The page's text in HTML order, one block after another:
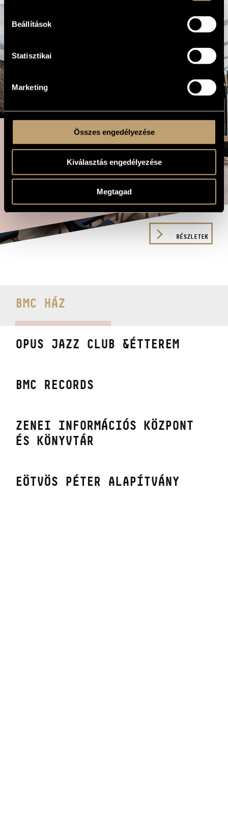
Beállítások
Statisztikai
Marketing
Összes engedélyezése
Kiválasztás engedélyezése
Megtagad
GLISSONIC TRIÓ,
GRENCSOPORT +
LEWIS JORDAN
Augusztus 8.
RENDEZVÉNYHELYSZÍN
A BMC ideális helyszíne az
üzleti és kulturális
eseményeknek: a termek
alakítható, teljes körű
RÉSZLETEK
BMC HÁZ
OPUS JAZZ CLUB &ÉTTEREM
BMC RECORDS
ZENEI INFORMÁCIÓS KÖZPONT
ÉS KÖNYVTÁR
EÖTVÖS PÉTER ALAPÍTVÁNY